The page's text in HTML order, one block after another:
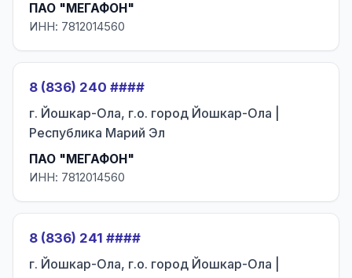
ПАО "МЕГАФОН"
ИНН: 7812014560
8 (836) 240 ####
г. Йошкар-Ола, г.о. город Йошкар-Ола |
Республика Марий Эл
ПАО "МЕГАФОН"
ИНН: 7812014560
8 (836) 241 ####
г. Йошкар-Ола, г.о. город Йошкар-Ола |